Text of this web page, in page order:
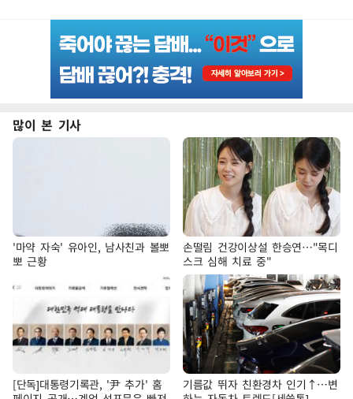
많이 본 기사
'마약 자숙' 유아인, 남사친과 볼뽀
뽀 근황
손떨림 건강이상설 한승연…"목디
스크 심해 치료 중"
[단독]대통령기록관, '尹 추가' 홈
기름값 뛰자 친환경차 인기↑…변